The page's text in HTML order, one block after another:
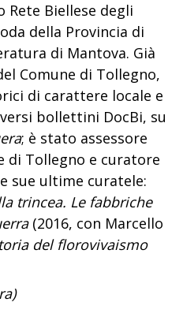
Rete Biellese degli
della Provincia di
di Mantova. Già
Comune di Tollegno,
di carattere locale e
bollettini DocBi, su
; è stato assessore
di Tollegno e curatore
sue ultime curatele:
trincea. Le fabbriche
(2016, con Marcello
del florovivaismo